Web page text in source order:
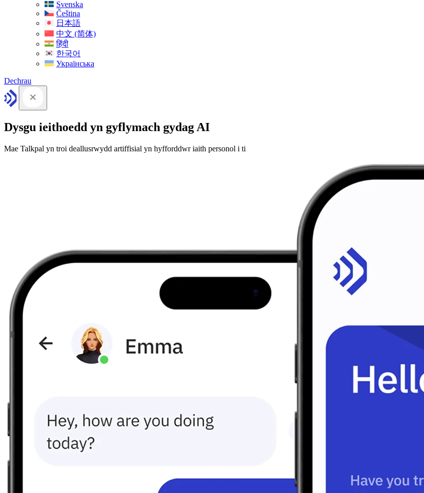
Svenska
Čeština
日本語
中文 (简体)
हिंदी
한국어
Українська
Dechrau
Dysgu ieithoedd yn gyflymach gydag AI
Mae Talkpal yn troi deallusrwydd artiffisial yn hyfforddwr iaith personol i ti